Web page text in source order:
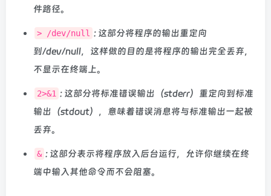
件路径。
> /dev/null : 这部分将程序的输出重定向
到/dev/null，这样做的目的是将程序的输出完全丢弃，
不显示在终端上。
2>&1 : 这部分将标准错误输出（stderr）重定向到标准
输出（stdout），意味着错误消息将与标准输出一起被
丢弃。
& : 这部分表示将程序放入后台运行，允许你继续在终
端中输入其他命令而不会阻塞。